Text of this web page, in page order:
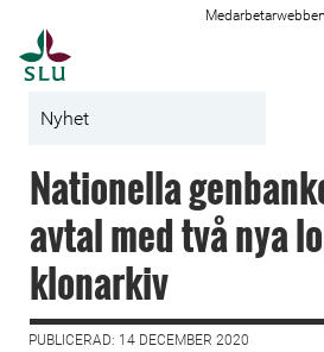
Medarbetarwebben
Nyhet
Nationella
avtal med två nya
klonarkiv
PUBLICERAD: 14 DECEMBER 2020